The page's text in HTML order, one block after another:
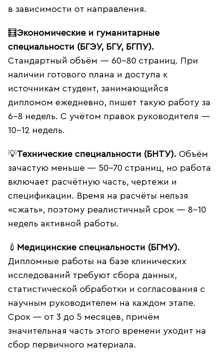
в зависимости от направления.
🧮Экономические и гуманитарные
специальности (БГЭУ, БГУ, БГПУ).
Стандартный объём — 60–80 страниц. При
наличии готового плана и доступа к
источникам студент, занимающийся
дипломом ежедневно, пишет такую работу за
6–8 недель. С учётом правок руководителя —
10–12 недель.
💡Технические специальности (БНТУ). Объём
зачастую меньше — 50–70 страниц, но работа
включает расчётную часть, чертежи и
спецификации. Время на расчёты нельзя
«сжать», поэтому реалистичный срок — 8–10
недель активной работы.
💉 Медицинские специальности (БГМУ).
Дипломные работы на базе клинических
исследований требуют сбора данных,
статистической обработки и согласования с
научным руководителем на каждом этапе.
Срок — от 3 до 5 месяцев, причём
значительная часть этого времени уходит на
сбор первичного материала.